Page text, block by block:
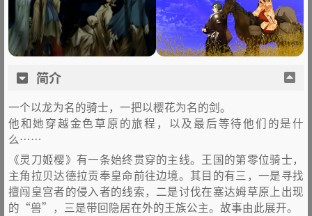
简介
一个以龙为名的骑士，一把以樱花为名的剑。
他和她穿越金色草原的旅程，以及最后等待他们的是什
么……
《灵刀姬樱》有一条始终贯穿的主线。王国的第零位骑士，
主角拉贝达德拉贡奉皇命前往边境。其目的有三，一是寻找
擅闯皇宫者的侵入者的线索，二是讨伐在塞达姆草原上出现
的“兽”，三是带回隐居在外的王族公主。故事由此展开。